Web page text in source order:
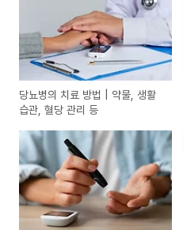
당뇨병의 치료 방법 | 약물, 생활
습관, 혈당 관리 등